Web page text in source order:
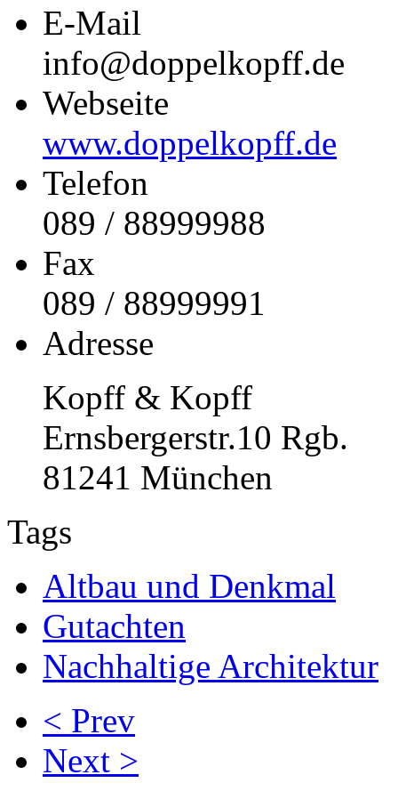
E-Mail
info@doppelkopff.de
Webseite
www.doppelkopff.de
Telefon
089 / 88999988
Fax
089 / 88999991
Adresse
Kopff & Kopff
Ernsbergerstr.10 Rgb.
81241 München
Tags
Altbau und Denkmal
Gutachten
Nachhaltige Architektur
< Prev
Next >